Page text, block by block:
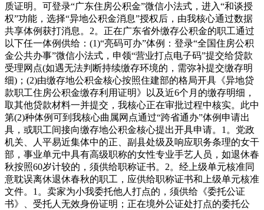
质证明。可登录“广东住房公积金”微信小法式，进入“和谈授
权”功能，选择“异地公积金消息”授权后，由我核心通过数据
共享体例获打消息。2。正在广东省外缴存公积金的职工通过
以下任一体例供给：(1)“亮码可办”体例：登录“全国住房公积
金公共办事”微信小法式，申领“营业打点电子码”提交给贷款
受理网点(如遇无法判断持续缴存环境的，需弥补提交缴存明
细)；(2)由缴存地公积金核心按照住建部的格局开具《异地贷
款职工住房公积金缴存利用证明》以及近6个月的缴存明细，
取其他贷款材料一并提交，我核心正在审批过程中核实。此中
第(2)种体例可到我核心曲属网点通过“跨省通办”体例申请出
具，或职工间接向缴存地公积金核心提出开具申请。1。党政
机关、人平易近集体中的正、副县处级及响应职务条理的女干
部，事业单元中具有高级职称的女性专业手艺人员，如退休春
秋按照60岁计较的，须供给职称证书。2。经上级单元核准同
意耽误离休退休春秋的职工，应供给职称证书和上级单元核准
文件。1。卖家为小我委托他人打点的，须供给《委托公证
书》、受托人无效身份证明；正在境外公证处打点的委托公